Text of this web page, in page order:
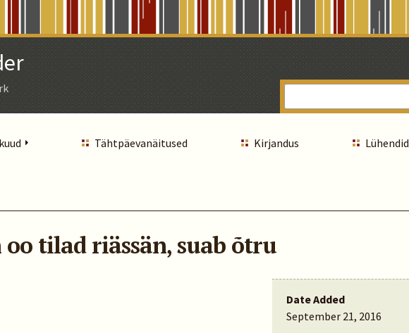
Tähtpäevanäitused Kirjandus Lühendid
tilad riässän, suab õtru
Date Added
September 21, 2016